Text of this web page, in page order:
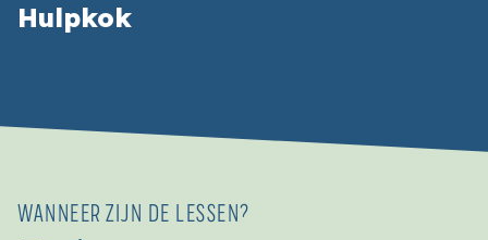
Hulpkok
WANNEER ZIJN DE LESSEN?